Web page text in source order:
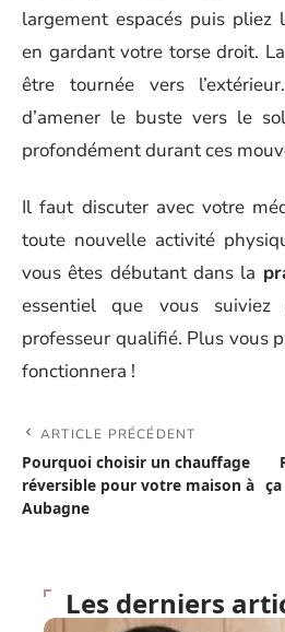
largement espacés puis pliez
en gardant votre torse droit.
être tournée vers
d’amener le buste vers le
profondément durant ces
Il faut discuter avec votre
toute nouvelle activité
vous êtes débutant dans la
essentiel que vous
professeur qualifié. Plus vous
fonctionnera !
ARTICLE PRÉCÉDENT
Pourquoi choisir un chauffage
réversible pour votre maison à
Aubagne
Les derniers